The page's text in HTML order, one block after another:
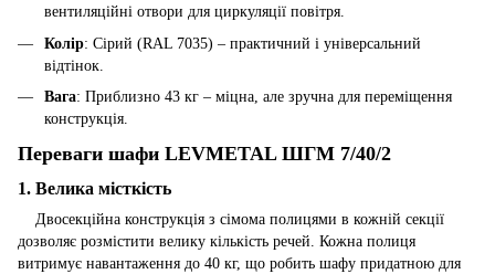
вентиляційні отвори для циркуляції повітря.
Колір: Сірий (RAL 7035) – практичний і універсальний
відтінок.
Вага: Приблизно 43 кг – міцна, але зручна для переміщення
конструкція.
Переваги шафи LEVMETAL ШГМ 7/40/2
1. Велика місткість
Двосекційна конструкція з сімома полицями в кожній секції
дозволяє розмістити велику кількість речей. Кожна полиця
витримує навантаження до 40 кг, що робить шафу придатною для